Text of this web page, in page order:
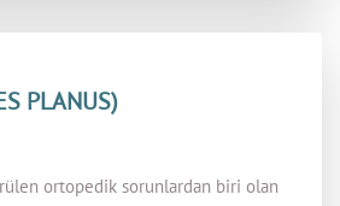
PLANUS)
ortopedik sorunlardan biri olan